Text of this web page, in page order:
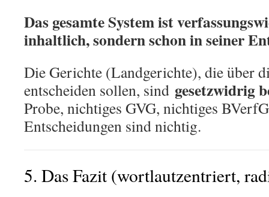
Das gesamte System ist
inhaltlich, sondern schon in seiner
Die Gerichte (Landgerichte), die über
entscheiden sollen, sind gesetzwidrig
Probe, nichtiges GVG, nichtiges
Entscheidungen sind nichtig.
5. Das Fazit (wortlautzentriert,